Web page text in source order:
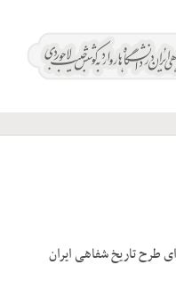
طرح تاریخ شفاهی ایران